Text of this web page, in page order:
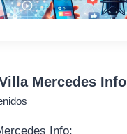
Mercedes Info
Info: